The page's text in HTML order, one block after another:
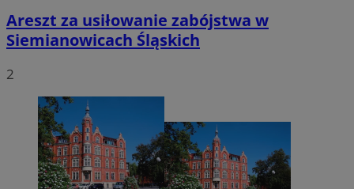
Areszt za usiłowanie zabójstwa w
Siemianowicach Śląskich
2